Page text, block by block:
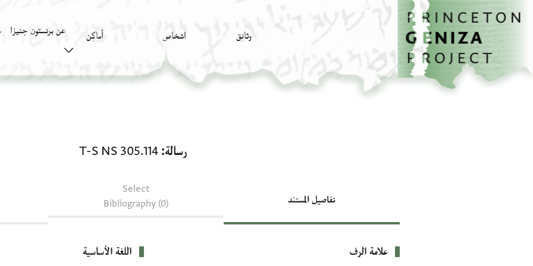
تخطي إلى المحتوى الرئيسي
الصفحة الرئيسية
وثائق اشخاص أَماكِن عن برنستون جنيزا
رسالة T-S NS 305.114
تفاصيل المستند
Select
Bibliography (0)
بيانات التعريف
علامة الرف اللغة الأساسية